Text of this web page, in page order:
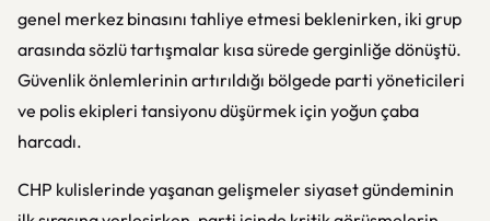
genel merkez binasını tahliye etmesi beklenirken, iki grup
arasında sözlü tartışmalar kısa sürede gerginliğe dönüştü.
Güvenlik önlemlerinin artırıldığı bölgede parti yöneticileri
ve polis ekipleri tansiyonu düşürmek için yoğun çaba
harcadı.
CHP kulislerinde yaşanan gelişmeler siyaset gündeminin